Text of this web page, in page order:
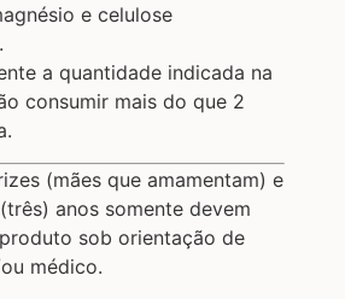
e celulose
a quantidade indicada na
consumir mais do que 2
(mães que amamentam) e
anos somente devem
sob orientação de
médico.